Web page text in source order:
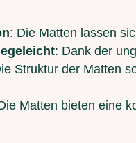
: Die Matten lassen
: Dank der
Struktur der Matten
Matten bieten eine